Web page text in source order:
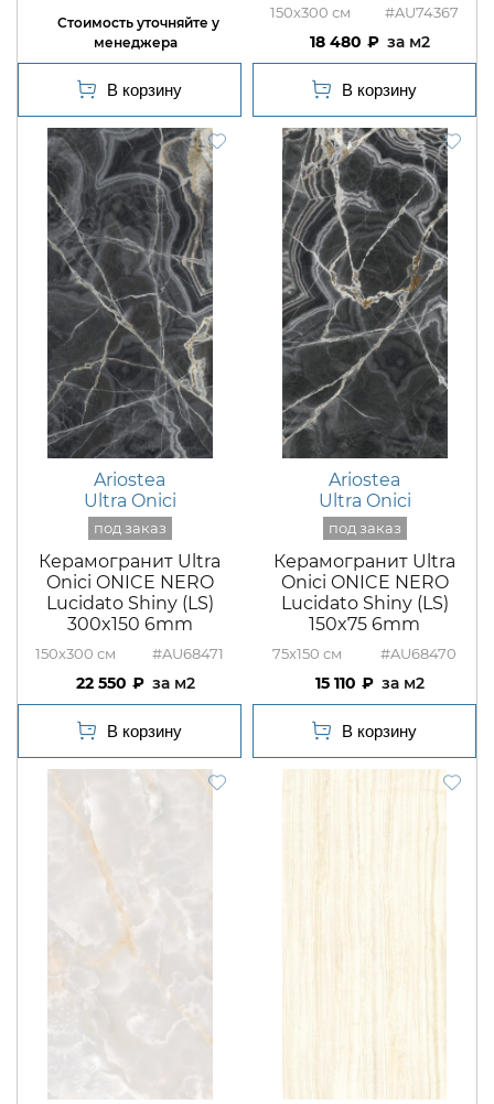
150x300 #AU74367
18 480 м2
Ariostea
Ultra Onici
Керамогранит Ultra
Onici ONICE NERO
Lucidato Shiny (LS)
300x150 6mm
150x300 #AU68471
22 550 м2
Ariostea
Ultra Onici
Керамогранит Ultra
Onici ONICE NERO
Lucidato Shiny (LS)
150x75 6mm
75x150 #AU68470
15 110 м2